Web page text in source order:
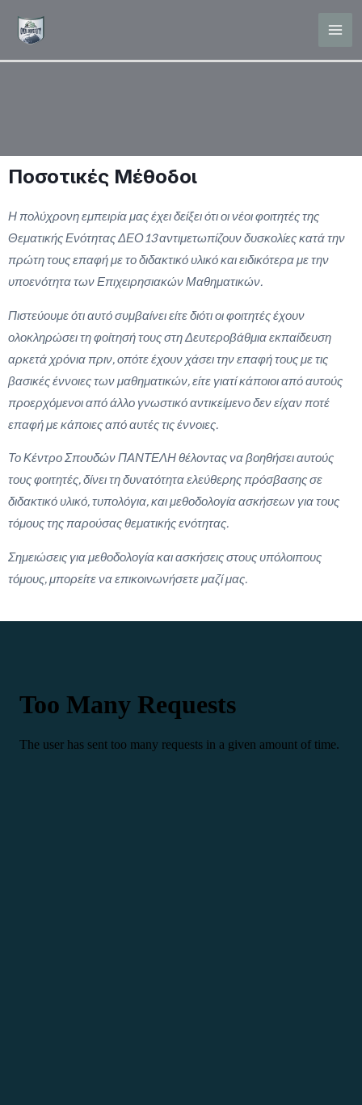
Ποσοτικές Μέθοδοι
Η πολύχρονη εμπειρία μας έχει δείξει ότι οι νέοι φοιτητές της
Θεματικής Ενότητας ΔΕΟ13 αντιμετωπίζουν δυσκολίες κατά την
πρώτη τους επαφή με το διδακτικό υλικό και ειδικότερα με την
υποενότητα των Επιχειρησιακών Μαθηματικών.
Πιστεύουμε ότι αυτό συμβαίνει είτε διότι οι φοιτητές έχουν
ολοκληρώσει τη φοίτησή τους στη Δευτεροβάθμια εκπαίδευση
αρκετά χρόνια πριν, οπότε έχουν χάσει την επαφή τους με τις
βασικές έννοιες των μαθηματικών, είτε γιατί κάποιοι από αυτούς
προερχόμενοι από άλλο γνωστικό αντικείμενο δεν είχαν ποτέ
επαφή με κάποιες από αυτές τις έννοιες.
Το Κέντρο Σπουδών ΠΑΝΤΕΛΗ θέλοντας να βοηθήσει αυτούς
τους φοιτητές, δίνει τη δυνατότητα ελεύθερης πρόσβασης σε
διδακτικό υλικό, τυπολόγια, και μεθοδολογία ασκήσεων για τους
τόμους της παρούσας θεματικής ενότητας.
Σημειώσεις για μεθοδολογία και ασκήσεις στους υπόλοιπους
τόμους, μπορείτε να επικοινωνήσετε μαζί μας.